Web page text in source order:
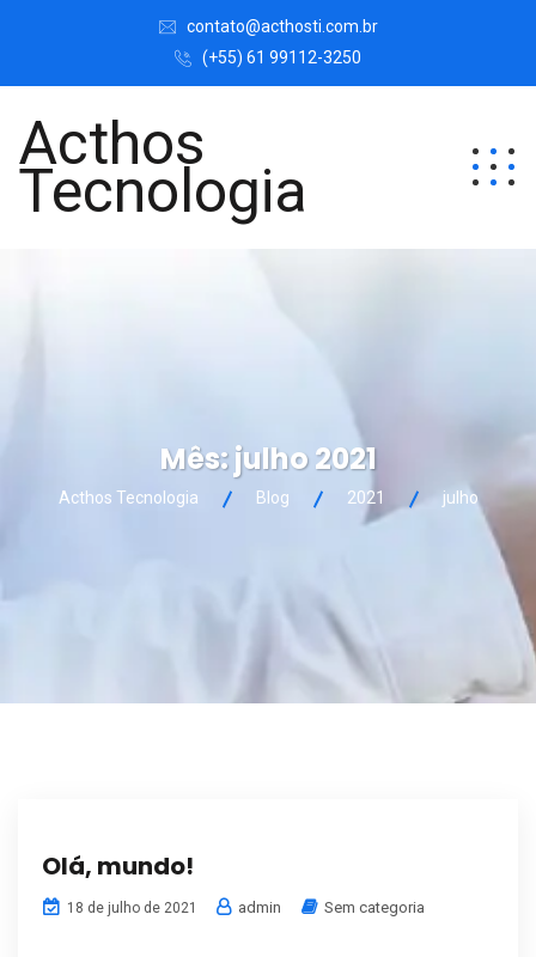
contato@acthosti.com.br
(+55) 61 99112-3250
Acthos
Tecnologia
Mês:julho 2021
Acthos Tecnologia Blog 2021 julho
Olá, mundo!
18 de julho de 2021 admin Sem categoria